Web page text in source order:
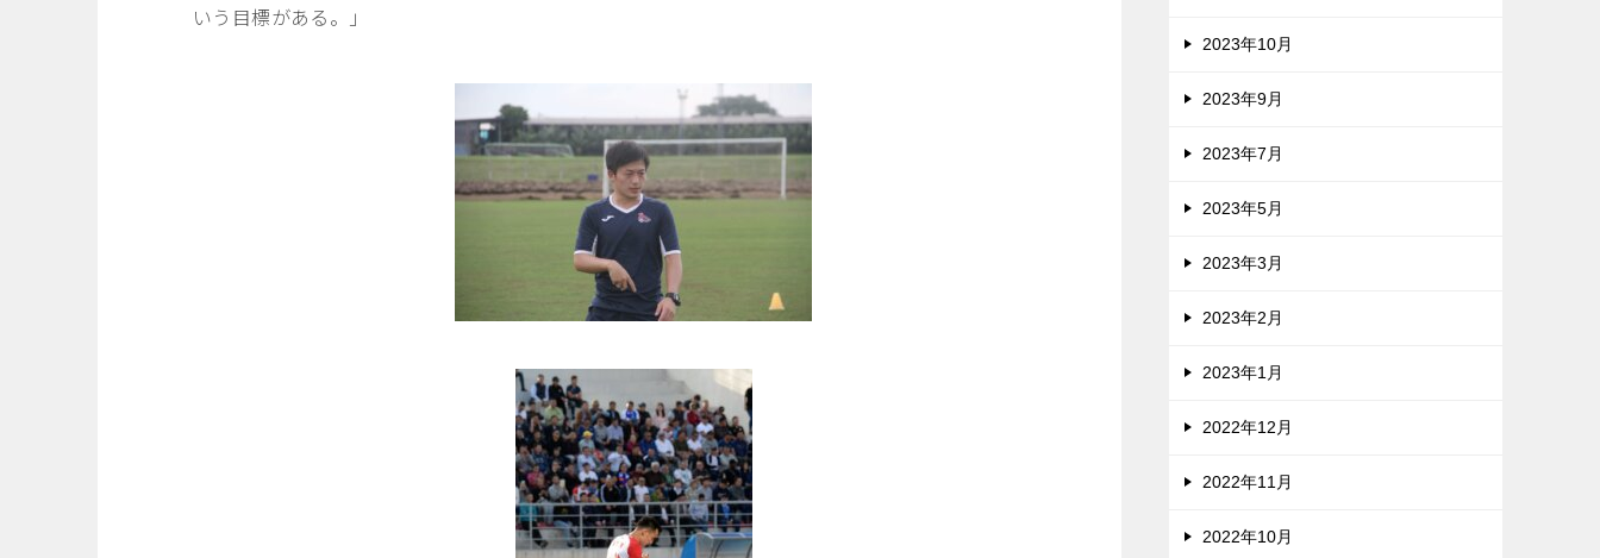
いう目標がある。
」
2023年10月
2023年9月
2023年7月
2023年5月
2023年3月
2023年2月
2023年1月
2022年12月
2022年11月
2022年10月